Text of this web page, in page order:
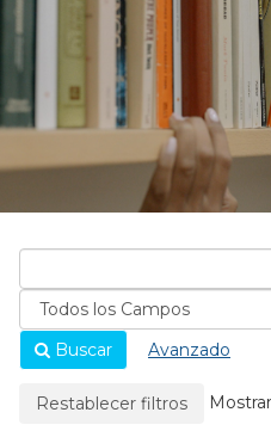
Buscar
Avanzado
La página se recargará
Restablecer filtros